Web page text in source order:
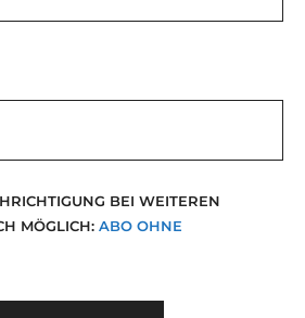
BEI WEITEREN
MÖGLICH: ABO OHNE